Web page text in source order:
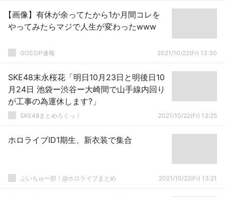
【画像】有休が余ってたから1か月間コレを
やってみたらマジで人生が変わったwww
GOSSIP速報 2021/10/22(Fr) 13:30
SKE48末永桜花「明日10月23日と明後日10
月24日 池袋ー渋谷ー大崎間で山手線内回り
が工事の為運休します?」
SKE48まとめろぐっ！ 2021/10/22(Fr) 13:25
ホロライブID1期生、新衣装で集合
ぶいちゅー部！@ホロライブまとめ 2021/10/22(Fr) 13:21